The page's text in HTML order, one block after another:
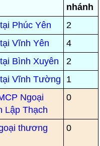
nhánh
Phúc Yên
2
Vĩnh Yên
4
Bình Xuyên
2
Vĩnh Tường
1
Ngoại
Lập Thạch
0
thương
0